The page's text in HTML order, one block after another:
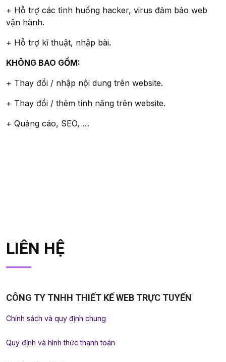
+ Hỗ trợ các tình huống hacker, virus đảm bảo web
vận hành.
+ Hỗ trợ kĩ thuật, nhập bài.
KHÔNG BAO GỒM:
+ Thay đổi / nhập nội dung trên website.
+ Thay đổi / thêm tính năng trên website.
+ Quảng cáo, SEO, …
LIÊN HỆ
CÔNG TY TNHH THIẾT KẾ WEB TRỰC TUYẾN
Chính sách và quy định chung
Quy định và hình thức thanh toán